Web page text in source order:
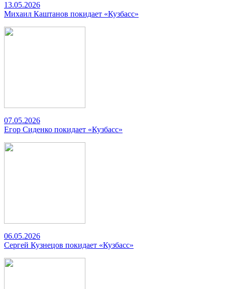
13.05.2026
Михаил Каштанов покидает «Кузбасс»
07.05.2026
Егор Сиденко покидает «Кузбасс»
06.05.2026
Сергей Кузнецов покидает «Кузбасс»